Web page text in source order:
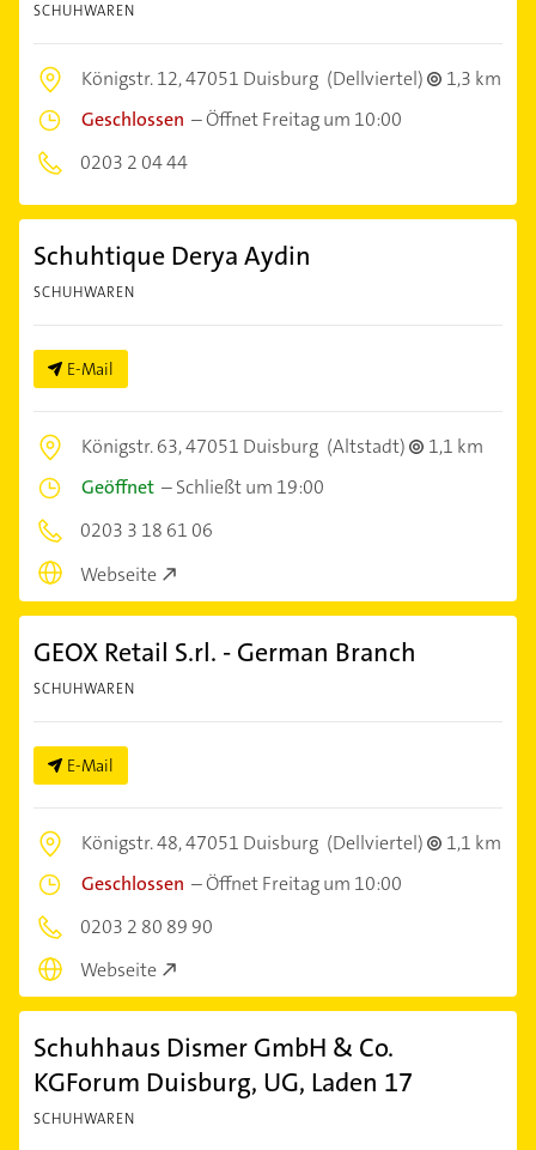
SCHUHWAREN
Königstr. 12,47051 Duisburg (Dellviertel)
1,3 km
Geschlossen –Öffnet Freitag um 10:00
0203 2 04 44
Schuhtique Derya Aydin
SCHUHWAREN
E-Mail
Königstr. 63,47051 Duisburg (Altstadt)
1,1 km
Geöffnet –Schließt um 19:00
0203 3 18 61 06
Webseite
GEOX Retail S.rl. - German Branch
SCHUHWAREN
E-Mail
Königstr. 48,47051 Duisburg (Dellviertel)
1,1 km
Geschlossen –Öffnet Freitag um 10:00
0203 2 80 89 90
Webseite
Schuhhaus Dismer GmbH & Co.
KGForum Duisburg, UG, Laden 17
SCHUHWAREN